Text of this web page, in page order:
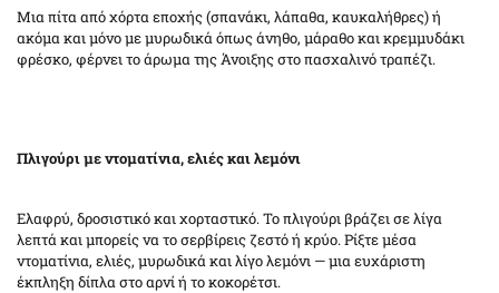
Μια πίτα από χόρτα εποχής (σπανάκι, λάπαθα, καυκαλήθρες) ή
ακόμα και μόνο με μυρωδικά όπως άνηθο, μάραθο και κρεμμυδάκι
φρέσκο, φέρνει το άρωμα της Άνοιξης στο πασχαλινό τραπέζι.
Πλιγούρι με ντοματίνια, ελιές και λεμόνι
Ελαφρύ, δροσιστικό και χορταστικό. Το πλιγούρι βράζει σε λίγα
λεπτά και μπορείς να το σερβίρεις ζεστό ή κρύο. Ρίξτε μέσα
ντοματίνια, ελιές, μυρωδικά και λίγο λεμόνι — μια ευχάριστη
έκπληξη δίπλα στο αρνί ή το κοκορέτσι.